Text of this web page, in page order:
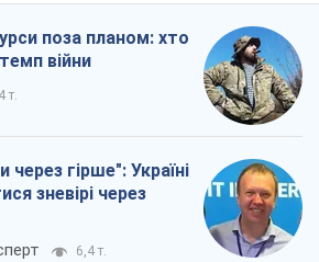
поза планом: хто
війни
т.
гірше": Україні
зневірі через
6,4 т.